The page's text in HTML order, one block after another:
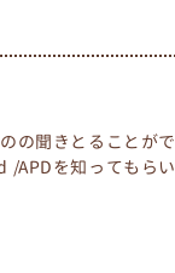
の聞きとることがで
/APDを知ってもらい